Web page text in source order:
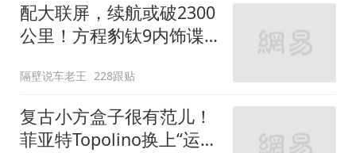
配大联屏，续航或破2300
公里！方程豹钛9内饰谍
隔壁说车老王 228跟贴
复古小方盒子很有范儿！
菲亚特Topolino换上“运动